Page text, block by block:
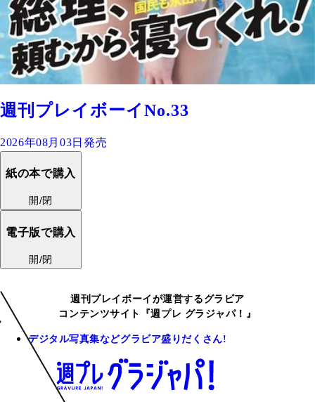
週刊プレイボーイNo.33
2026年08月03日発売
紙の本で購入
開/閉
電子版で購入
開/閉
週刊プレイボーイが運営するグラビア
コンテンツサイト『週プレ グラジャパ！』
デジタル写真集などグラビア盛りだくさん!